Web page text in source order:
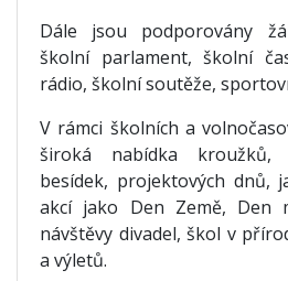
Dále jsou podporovány
školní parlament, školní
rádio, školní soutěže,
V rámci školních a
široká nabídka kroužků,
besídek, projektových dnů,
akcí jako Den Země, Den
návštěvy divadel, škol v
a výletů.